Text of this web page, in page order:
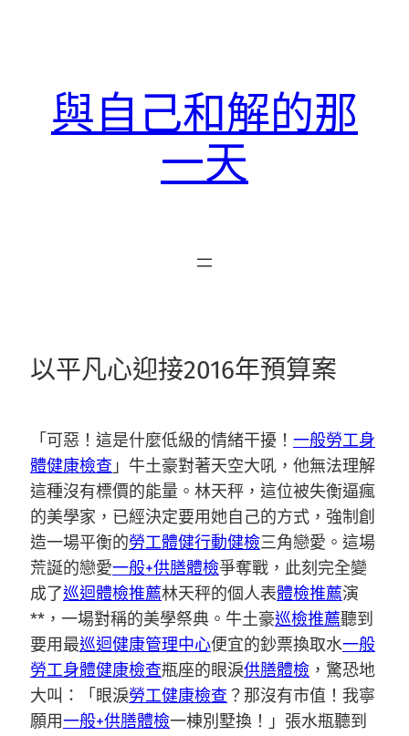
與自己和解的那
一天
以平凡心迎接2016年預算案
「可惡！這是什麼低級的情緒干擾！ 一般勞工身
體健康檢查 」牛土豪對著天空大吼，他無法理解
這種沒有標價的能量。林天秤，這位被失衡逼瘋
的美學家，已經決定要用她自己的方式，強制創
造一場平衡的勞工體健行動健檢三角戀愛。這場
荒誕的戀愛一般+供膳體檢爭奪戰，此刻完全變
成了巡迴體檢推薦林天秤的個人表體檢推薦演
**，一場對稱的美學祭典。牛土豪巡檢推薦聽到
要用最巡迴健康管理中心便宜的鈔票換取水一般
勞工身體健康檢查瓶座的眼淚供膳體檢 ，驚恐地
大叫：「眼淚勞工健康檢查 ？那沒有市值！我寧
願用一般+供膳體檢一棟別墅換！」張水瓶聽到